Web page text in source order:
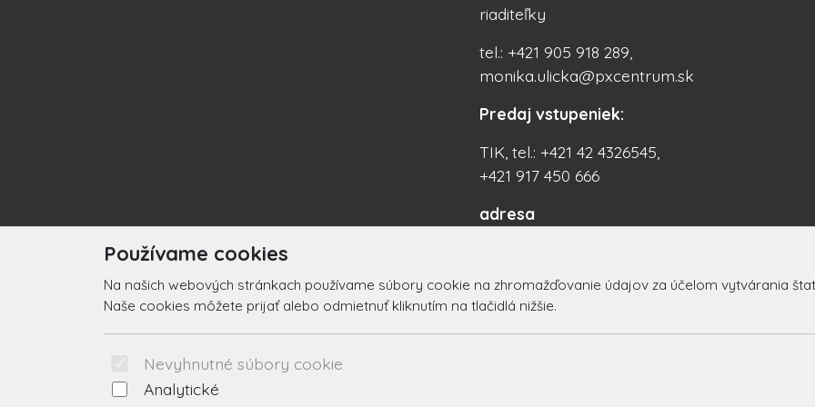
Používame cookies
Na našich webových stránkach používame súbory cookie na zhromažďovanie údajov za účelom vytvárania
Naše cookies môžete prijať alebo odmietnuť kliknutím na tlačidlá nižšie.
Nevyhnutné súbory cookie
Analytické
riaditeľky
tel.: +421 905 918 289,
monika.ulicka@pxcentrum.sk
Predaj vstupeniek:
TIK, tel.: +421 42 4326545,
+421 917 450 666
adresa
Centrum 16/21, 017 01
Považská Bystrica